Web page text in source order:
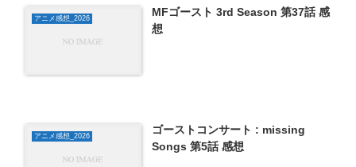
アニメ感想_2026
MFゴースト 3rd Season 第37話 感
想
アニメ感想_2026
ゴーストコンサート : missing
Songs 第5話 感想